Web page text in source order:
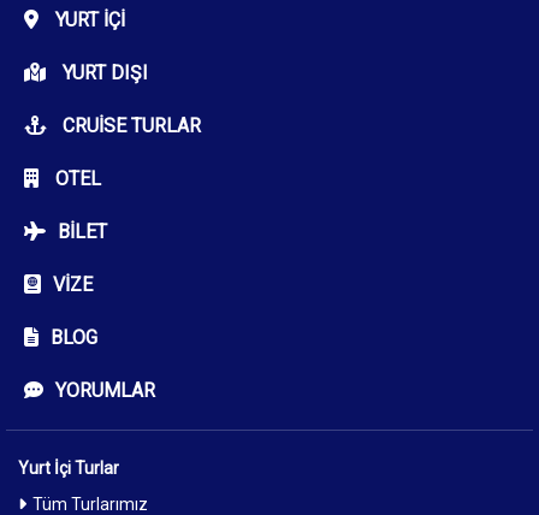
YURT İÇI
YURT DIŞI
CRUISE TURLAR
OTEL
BILET
VIZE
BLOG
YORUMLAR
Yurt İçi Turlar
Tüm Turlarımız